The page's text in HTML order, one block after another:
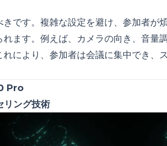
です。複雑な設定を避け、参加者が
ます。例えば、カメラの向き、音量
により、参加者は会議に集中でき、
Pro
リング技術